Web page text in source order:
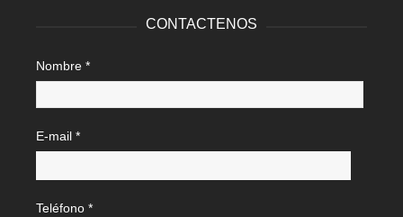
CONTACTENOS
Nombre *
E-mail *
Teléfono *